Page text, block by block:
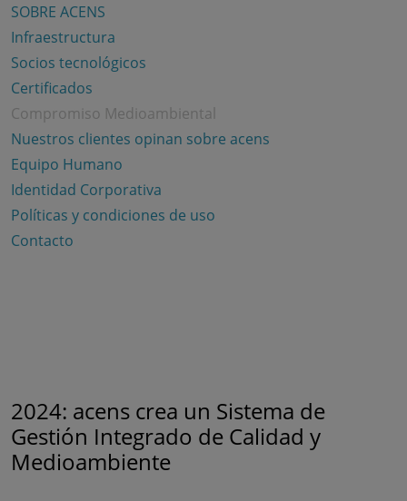
SOBRE ACENS
Infraestructura
Socios tecnológicos
Certificados
Compromiso Medioambiental
Nuestros clientes opinan sobre acens
Equipo Humano
Identidad Corporativa
Políticas y condiciones de uso
Contacto
2024: acens crea un Sistema de
Gestión Integrado de Calidad y
Medioambiente